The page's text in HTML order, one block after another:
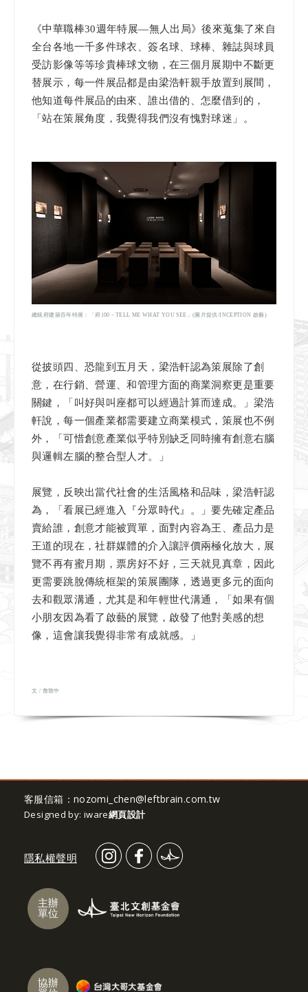
《中華職棒30週年特展—無人出局》後來蒐集了來自
全台各地一千多件球衣、簽名球、球棒、雜誌與球員
受訪影像等等珍貴棒球文物，在三個月展期中不斷更
替展示，每一件展品都是由梁浩軒親手放置到展間，
他知道每件展品的由來、誰出借的、怎麼借到的，
「站在策展角度，我覺得我們沒有愧對球迷」。
總統府建築百年特展：「府100－TELL ME WHAT YOU SEE」(圖片提供/INCEPTION 啟藝)
從披頭四、恐龍到五月天，梁浩軒認為策展除了創
意，在行銷、營運、和管理方面的商業洞察更是重要
關鍵，「叫好與叫座都可以經過計算而達成。」梁浩
軒說，每一個產業都需要建立商業模式，策展也不例
外，「可惜創意產業似乎特別缺乏同時擁有創意右腦
與邏輯左腦的整合型人才。」
展覽，反映出當代社會的生活風格和品味，梁浩軒認
為，「看展已經進入『分眾時代』。」要先確定產品
賣給誰，創意才能被買單，面對內容為王、產品力是
王道的現在，社群媒體的介入讓評價兩極化放大，展
覽不再有蜜月期，票房好不好，三天就見真章，因此
更需要跳脫傳統框架的策展團隊，透過更多元的面向
去和觀眾溝通，尤其是和年輕世代溝通，「如果有個
小朋友因為看了啟藝的展覽，啟發了他對美感的想
像，這會讓我覺得非常有成就感。」
文 / 詹致中
客服信箱： nozomi_chen@leftbrain.com.tw
Designed by: iware網頁設計
隱私權聲明
主辦
單位
協辦